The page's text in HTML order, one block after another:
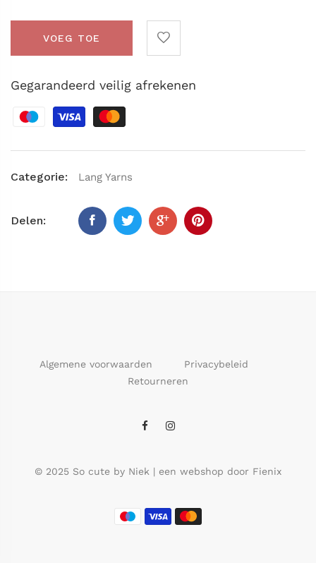
VOEG TOE
Gegarandeerd veilig afrekenen
Categorie: Lang Yarns
Delen:
Algemene voorwaarden
Privacybeleid
Retourneren
© 2025 So cute by Niek | een webshop door Fienix